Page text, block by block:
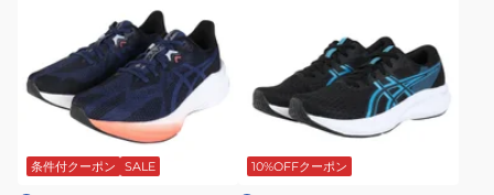
ズ
PATRIOT
1011C050.002
イ
ン
グ
シ
条件付クーポン SALE
ー
シ
ュ
10%OFFクーポン
ブ
ラ
ッ